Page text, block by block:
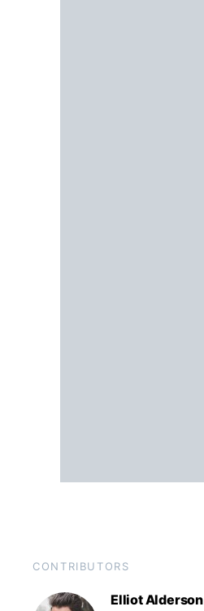
CONTRIBUTORS
Elliot Alderson